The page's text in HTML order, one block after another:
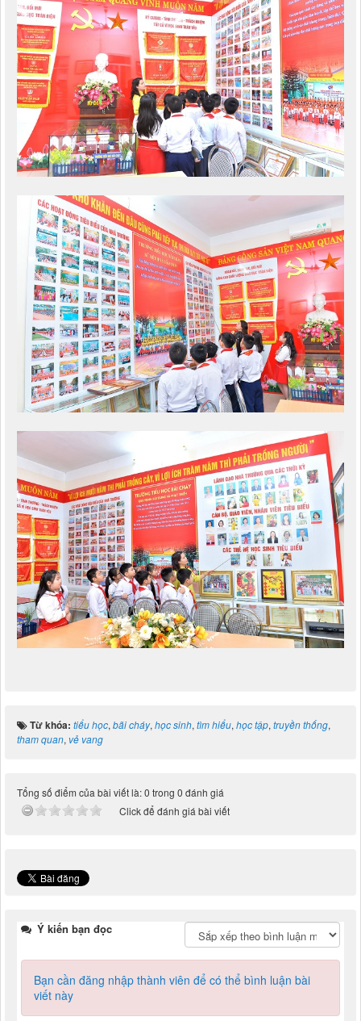
Từ khóa: tiểu học, bãi cháy, học sinh, tìm hiểu, học tập, truyền thống,
tham quan, vẻ vang
Tổng số điểm của bài viết là: 0 trong 0 đánh giá
Click để đánh giá bài viết
Ý kiến bạn đọc
Bạn cần đăng nhập thành viên để có thể bình luận bài
viết này